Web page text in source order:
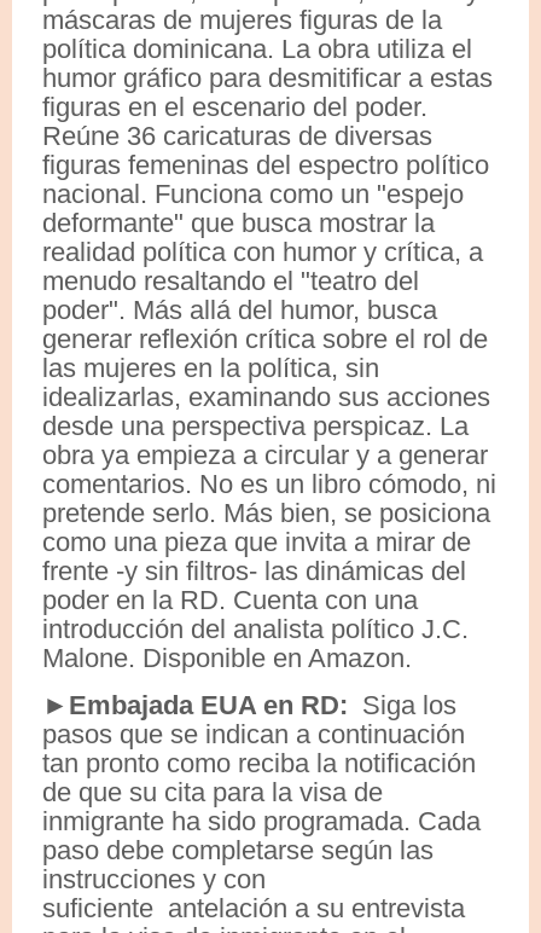
máscaras de mujeres figuras de la
política dominicana. La obra utiliza el
humor gráfico para desmitificar a estas
figuras en el escenario del poder.
Reúne 36 caricaturas de diversas
figuras femeninas del espectro político
nacional. Funciona como un "espejo
deformante" que busca mostrar la
realidad política con humor y crítica, a
menudo resaltando el "teatro del
poder". Más allá del humor, busca
generar reflexión crítica sobre el rol de
las mujeres en la política, sin
idealizarlas, examinando sus acciones
desde una perspectiva perspicaz. La
obra ya empieza a circular y a generar
comentarios. No es un libro cómodo, ni
pretende serlo. Más bien, se posiciona
como una pieza que invita a mirar de
frente -y sin filtros- las dinámicas del
poder en la RD. Cuenta con una
introducción del analista político J.C.
Malone. Disponible en Amazon.
►Embajada EUA en RD: Siga los
pasos que se indican a continuación
tan pronto como reciba la notificación
de que su cita para la visa de
inmigrante ha sido programada. Cada
paso debe completarse según las
instrucciones y con
suficiente antelación a su entrevista